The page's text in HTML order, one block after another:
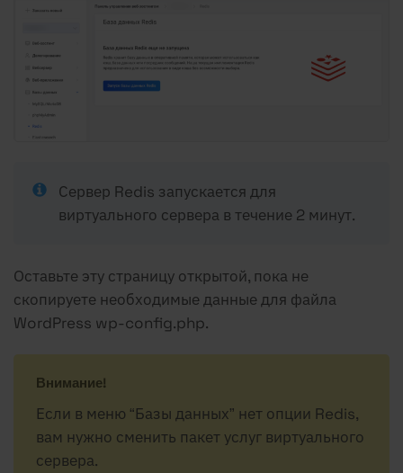
Сервер Redis запускается для
виртуального сервера в течение 2 минут.
Оставьте эту страницу открытой, пока не
скопируете необходимые данные для файла
WordPress wp-config.php.
Внимание!
Если в меню “Базы данных” нет опции Redis,
вам нужно сменить пакет услуг виртуального
сервера.